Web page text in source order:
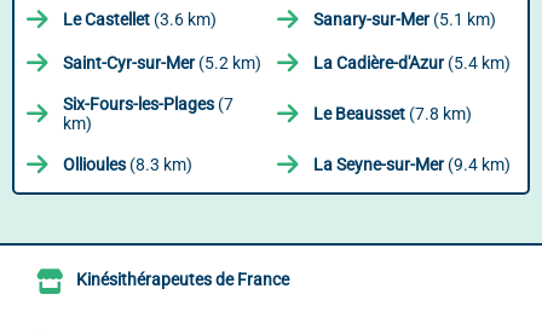
Le Castellet (3.6 km) Sanary-sur-Mer(5.1 km)
Saint-Cyr-sur-Mer(5.2 km) La Cadière-d'Azur(5.4 km)
Six-Fours-les-Plages (7
km)
Le Beausset (7.8 km)
Ollioules (8.3 km) La Seyne-sur-Mer(9.4 km)
Kinésithérapeutes de France